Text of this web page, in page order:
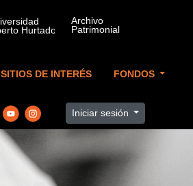
SITIOS DE INTERÉS FONDOS
Iniciar sesión